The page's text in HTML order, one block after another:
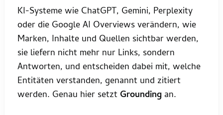
KI-Systeme wie ChatGPT, Gemini, Perplexity
oder die Google AI Overviews verändern, wie
Marken, Inhalte und Quellen sichtbar werden,
sie liefern nicht mehr nur Links, sondern
Antworten, und entscheiden dabei mit, welche
Entitäten verstanden, genannt und zitiert
werden. Genau hier setzt Grounding an.